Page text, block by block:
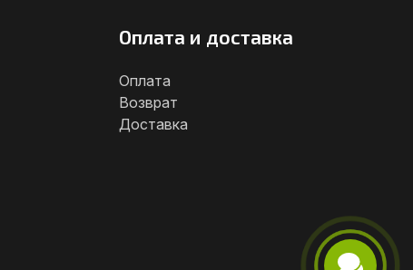
Оплата и доставка
Оплата
Возврат
Доставка